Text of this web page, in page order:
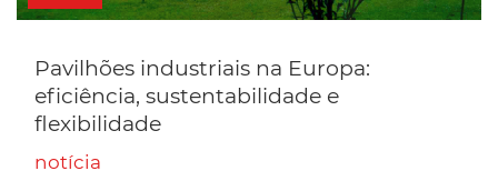
Pavilhões industriais na Europa:
eficiência, sustentabilidade e
flexibilidade
notícia